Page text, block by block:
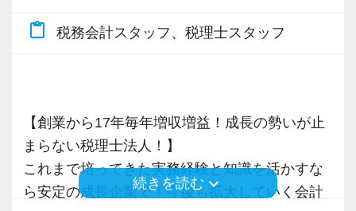
お手伝いできる業務は数多く存在しています。
また、職場環境の改善に積極的に取り組む企業
に対して認証される「社労士診断認証制度」を
取得しました。
content_paste 税務会計スタッフ、税理士スタッフ
【創業から17年毎年増収増益！成長の勢いが止
まらない税理士法人！】
これまで培ってきた実務経験と知識を活かすな
ら安定の成長企業で！今後も拡大していく会計
続きを読む keyboard_arrow_down